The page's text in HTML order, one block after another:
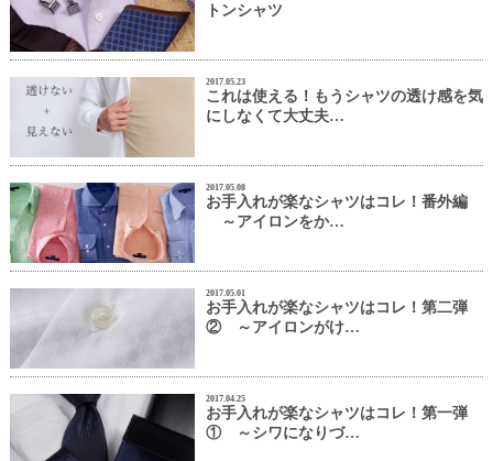
トンシャツ
2017.05.23
これは使える！もうシャツの透け感を気
にしなくて大丈夫…
2017.05.08
お手入れが楽なシャツはコレ！番外編
～アイロンをか…
2017.05.01
お手入れが楽なシャツはコレ！第二弾
② ～アイロンがけ…
2017.04.25
お手入れが楽なシャツはコレ！第一弾
① ～シワになりづ…